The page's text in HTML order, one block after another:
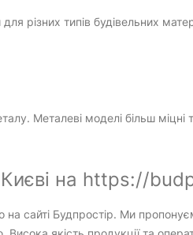
різних типів будівельних
Металеві моделі більш міцні
на https://
на сайті Будпростір. Ми